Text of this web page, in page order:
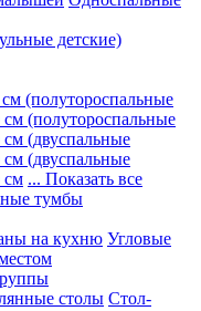
детские)
(полутороспальные
(полутороспальные
(двуспальные
(двуспальные
см ... Показать все
тумбы
на кухню Угловые
столы Стол-